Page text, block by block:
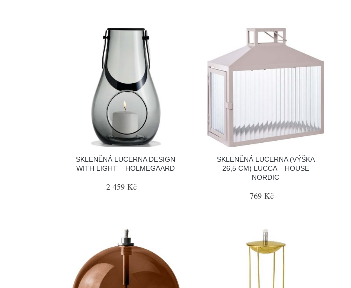
SKLENĚNÁ LUCERNA DESIGN
WITH LIGHT – HOLMEGAARD
2 459 Kč
SKLENĚNÁ LUCERNA (VÝŠKA
26,5 CM) LUCCA – HOUSE
NORDIC
769 Kč